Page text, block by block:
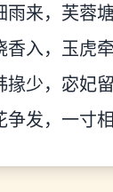
来，芙蓉
入，玉虎牵
少，宓妃
发，一寸